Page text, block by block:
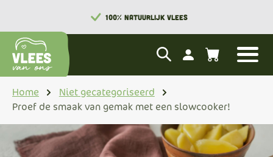
100% NATUURLIJK VLEES
Home
Niet gecategoriseerd
Proef de smaak van gemak met een slowcooker!